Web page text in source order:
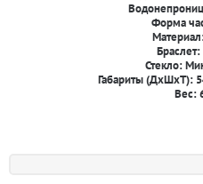
Форма
Стекло:
Габариты (ДxШxТ):
Вес: